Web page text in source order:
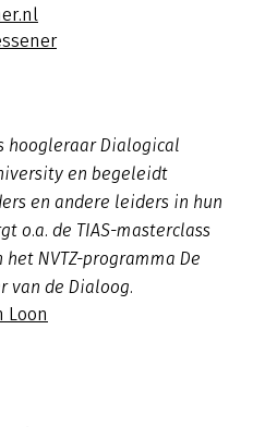
hoogleraar Dialogical
en begeleidt
en andere leiders in hun
o.a. de TIAS-masterclass
NVTZ-programma De
van de Dialoog.
Loon